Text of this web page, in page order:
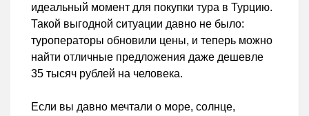
идеальный момент для покупки тура в Турцию.
Такой выгодной ситуации давно не было:
туроператоры обновили цены, и теперь можно
найти отличные предложения даже дешевле
35 тысяч рублей на человека.
Если вы давно мечтали о море, солнце,